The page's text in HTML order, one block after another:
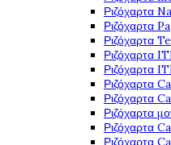
Ριζόχαρτα
Ριζόχαρτα
Ριζόχαρτα
Ριζόχαρτα
Ριζόχαρτα
Ριζόχαρτα
Ριζόχαρτα
Ριζόχαρτα
Ριζόχαρτα